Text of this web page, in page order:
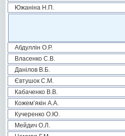
Южаніна Н.П.
Абдуллін О.Р.
Власенко С.В.
Данілов В.Б.
Євтушок С.М.
Кабаченко В.В.
Кожем’якін А.А.
Кучеренко О.Ю.
Мейдич О.Л.